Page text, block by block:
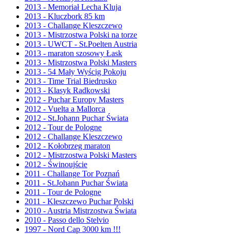
2013 - Memoriał Lecha Kluja
2013 - Kluczbork 85 km
2013 - Challange Kleszczewo
2013 - Mistrzostwa Polski na torze
2013 - UWCT - St.Poelten Austria
2013 - maraton szosowy Łask
2013 - Mistrzostwa Polski Masters
2013 - 54 Mały Wyścig Pokoju
2013 - Time Trial Biedrusko
2013 - Klasyk Radkowski
2012 - Puchar Europy Masters
2012 - Vuelta a Mallorca
2012 - St.Johann Puchar Świata
2012 - Tour de Pologne
2012 - Challange Kleszczewo
2012 - Kołobrzeg maraton
2012 - Mistrzostwa Polski Masters
2012 - Świnoujście
2011 - Challange Tor Poznań
2011 - St.Johann Puchar Świata
2011 - Tour de Pologne
2011 - Kleszczewo Puchar Polski
2010 - Austria Mistrzostwa Świata
2010 - Passo dello Stelvio
1997 - Nord Cap 3000 km !!!